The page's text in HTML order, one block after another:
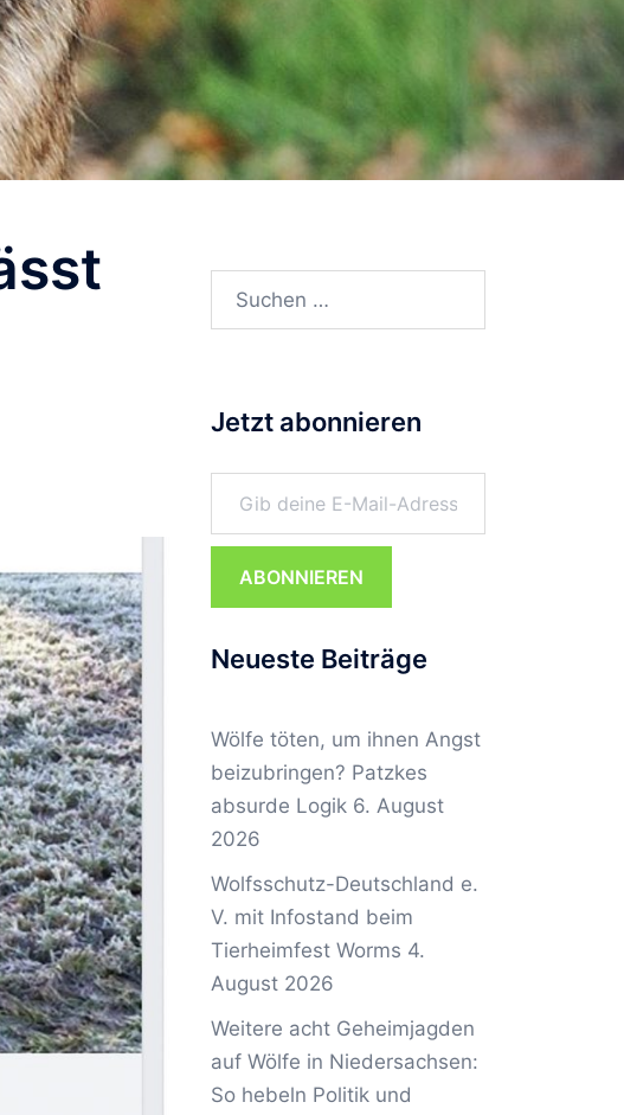
Suchen
Jetzt abonnieren
Gib deine E-Mail-Adresse ein ...
ABONNIEREN
Neueste Beiträge
Wölfe töten, um ihnen Angst
beizubringen? Patzkes
absurde Logik 6. August
2026
Wolfsschutz-Deutschland e.
V. mit Infostand beim
Tierheimfest Worms 4.
August 2026
Weitere acht Geheimjagden
auf Wölfe in Niedersachsen:
So hebeln Politik und